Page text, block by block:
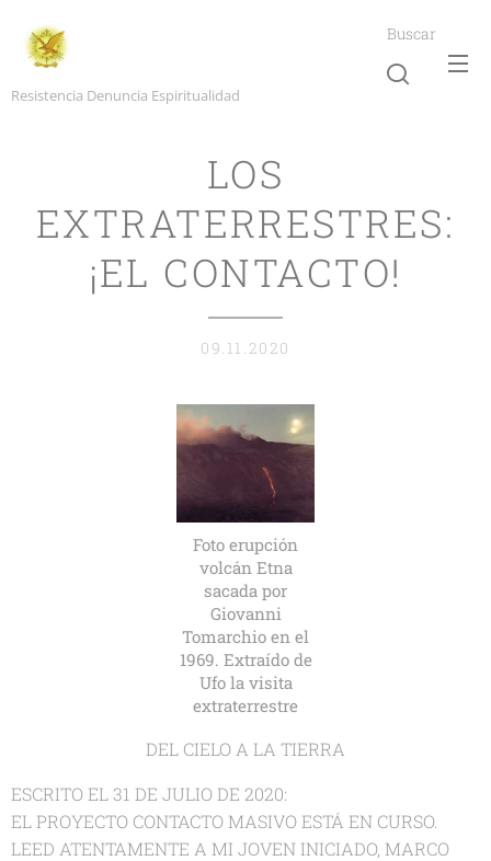
Resistencia Denuncia Espiritualidad
Buscar
LOS
EXTRATERRESTRES:
¡EL CONTACTO!
09.11.2020
Foto erupción
volcán Etna
sacada por
Giovanni
Tomarchio en el
1969. Extraído de
Ufo la visita
extraterrestre
DEL CIELO A LA TIERRA
ESCRITO EL 31 DE JULIO DE 2020:
EL PROYECTO CONTACTO MASIVO ESTÁ EN CURSO.
LEED ATENTAMENTE A MI JOVEN INICIADO, MARCO